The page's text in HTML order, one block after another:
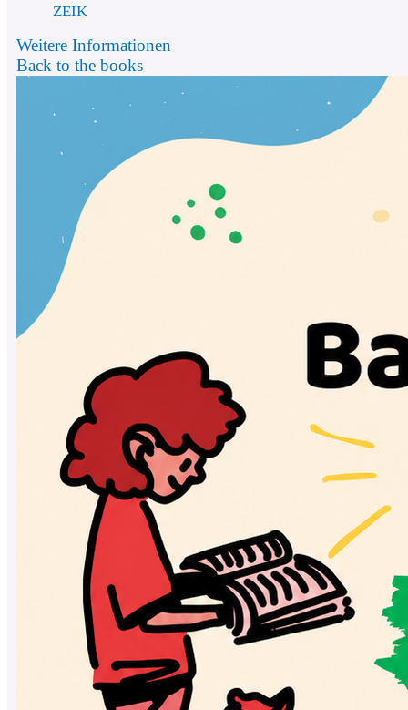
ZEIK
Weitere Informationen
Back to the books